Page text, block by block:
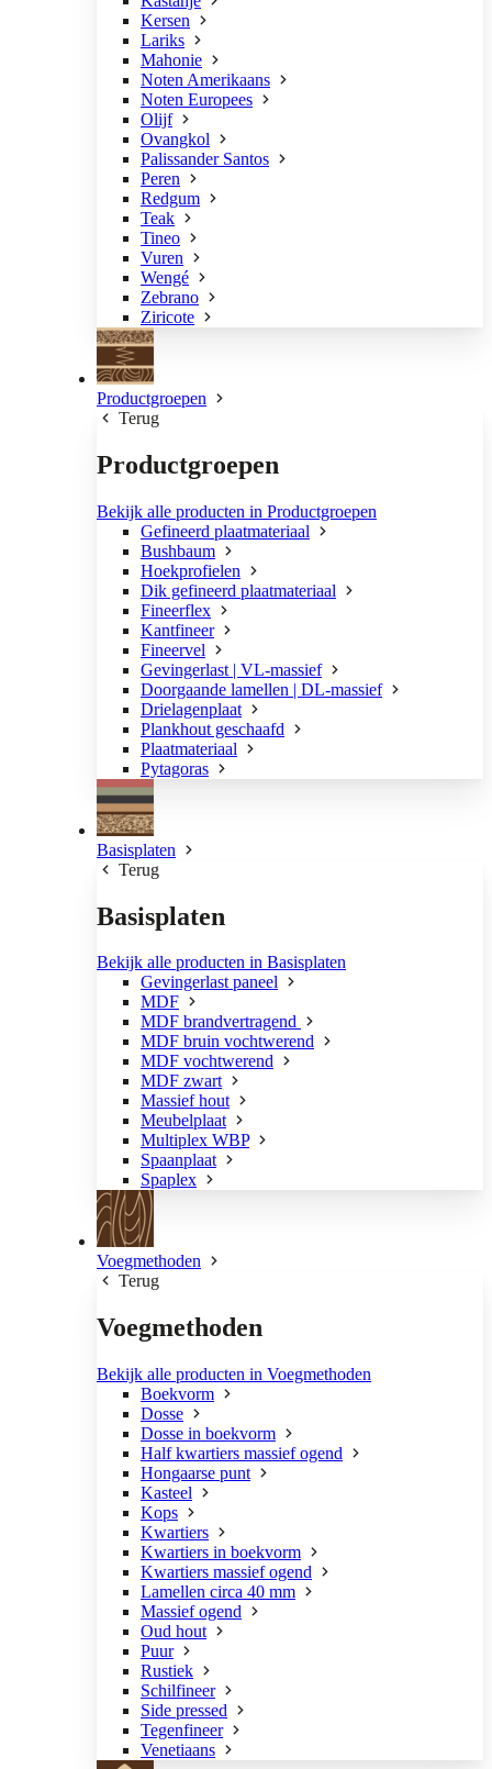
Kersen
Lariks
Mahonie
Noten Amerikaans
Noten Europees
Olijf
Ovangkol
Palissander Santos
Peren
Redgum
Teak
Tineo
Vuren
Wengé
Zebrano
Ziricote
Productgroepen
Terug
Productgroepen
Bekijk alle producten in Productgroepen
Gefineerd plaatmateriaal
Bushbaum
Hoekprofielen
Dik gefineerd plaatmateriaal
Fineerflex
Kantfineer
Fineervel
Gevingerlast | VL-massief
Doorgaande lamellen | DL-massief
Drielagenplaat
Plankhout geschaafd
Plaatmateriaal
Pytagoras
Basisplaten
Terug
Basisplaten
Bekijk alle producten in Basisplaten
Gevingerlast paneel
MDF
MDF brandvertragend
MDF bruin vochtwerend
MDF vochtwerend
MDF zwart
Massief hout
Meubelplaat
Multiplex WBP
Spaanplaat
Spaplex
Voegmethoden
Terug
Voegmethoden
Bekijk alle producten in Voegmethoden
Boekvorm
Dosse
Dosse in boekvorm
Half kwartiers massief ogend
Hongaarse punt
Kasteel
Kops
Kwartiers
Kwartiers in boekvorm
Kwartiers massief ogend
Lamellen circa 40 mm
Massief ogend
Oud hout
Puur
Rustiek
Schilfineer
Side pressed
Tegenfineer
Venetiaans